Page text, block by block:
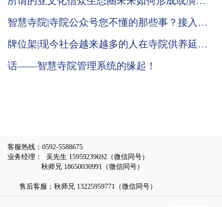
智慧寺院|寺院公众号您不懂的那些事？接入寺
牌位架|现今社会越来越多的人在寺院供养延生
话——智慧寺院管理系统的缘起！
客服热线： 0592-5588675
业务经理： 吴先生 15959239692 （微信同号）
秋师兄 18650030991 （微信同号）
售后客服：秋师兄 13225959771 （微信同号）